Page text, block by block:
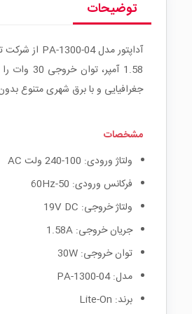
توضیحات
جغرافیایی و با برق شهری متنوع
مشخصات
ولتاژ ورودی: 100-240 ولت AC
فرکانس ورودی: 50-60Hz
ولتاژ خروجی: 19V DC
جریان خروجی: 1.58A
توان خروجی: 30W
مدل: PA-1300-04
برند: Lite-On